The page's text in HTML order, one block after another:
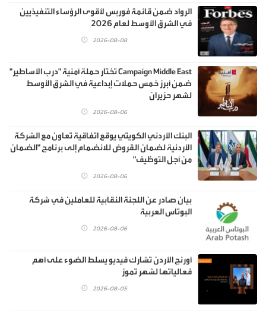
الرواد ضمن قائمة فوربس لأقوى الرؤساء التنفيذيين
في الشرق الأوسط لعام 2026
2026-08-08
Campaign Middle East تختار حملة أمنية "درب الأساطير"
ضمن أبرز خمس حملات إبداعية في الشرق الأوسط
لشهر حزيران
2026-08-06
البنك الأردني الكويتي يوقع اتفاقية تعاون مع الشركة
الأردنية لضمان القروض للانضمام إلى برنامج "الضمان
من أجل التوظيف"
2026-08-06
بيان صادر عن اللجنة النقابية للعاملين في شركة
البوتاس العربية
2026-08-06
أورنج الأردن تشارك فيديو يسلط الضوء على أهم
فعالياتها لشهر تموز
2026-08-05